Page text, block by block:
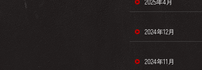
2024年12月
2024年11月